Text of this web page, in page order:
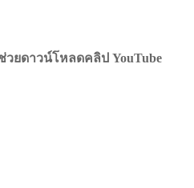
วยดาวน์โหลดคลิป YouTube